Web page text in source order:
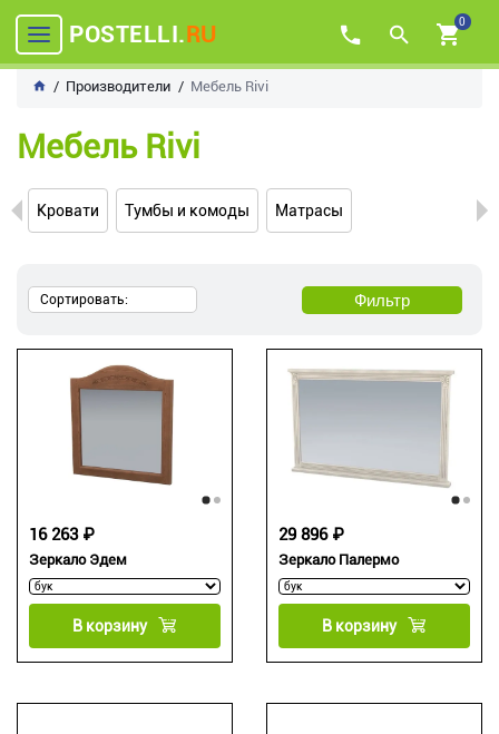
POSTELLI.RU 0
Производители Мебель Rivi
Мебель Rivi
Кровати Тумбы и комоды Матрасы
Сортировать: Фильтр
Зеркало Эдем
16 263 ₽
В корзину
Зеркало Палермо
29 896 ₽
В корзину